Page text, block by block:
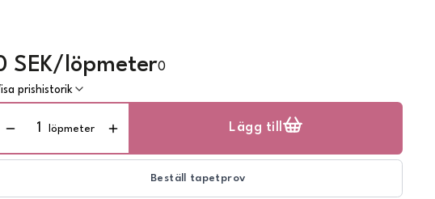
SEK/löpmeter0
prishistorik
löpmeter Lägg till
Beställ tapetprov